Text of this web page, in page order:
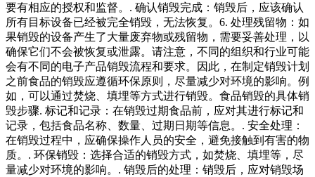
要有相应的授权和监督。. 确认销毁完成：销毁后，应该确认
所有目标设备已经被完全销毁，无法恢复。6. 处理残留物：如
果销毁的设备产生了大量废弃物或残留物，需要妥善处理，以
确保它们不会被恢复或泄露。请注意，不同的组织和行业可能
会有不同的电子产品销毁流程和要求。因此，在制定销毁计划
之前食品的销毁应遵循环保原则，尽量减少对环境的影响。例
如，可以通过焚烧、填埋等方式进行销毁。食品销毁的具体销
毁步骤. 标记和记录：在销毁过期食品前，应对其进行标记和
记录，包括食品名称、数量、过期日期等信息。. 安全处理：
在销毁过程中，应确保操作人员的安全，避免接触到有害的物
质。. 环保销毁：选择合适的销毁方式，如焚烧、填埋等，尽
量减少对环境的影响。. 销毁后的处理：销毁后，应对销毁场